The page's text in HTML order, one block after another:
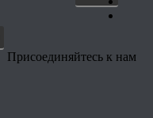
Присоединяйтесь к нам